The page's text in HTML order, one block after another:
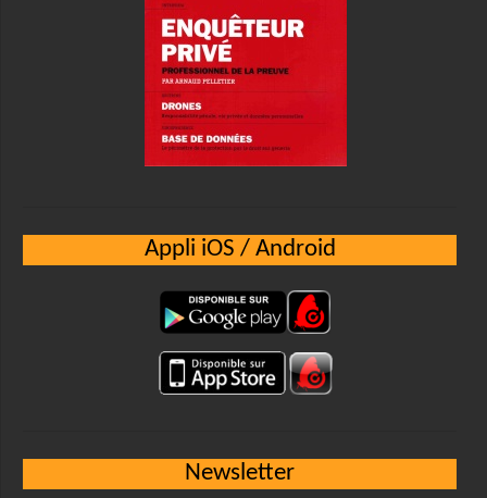
Appli iOS / Android
Newsletter